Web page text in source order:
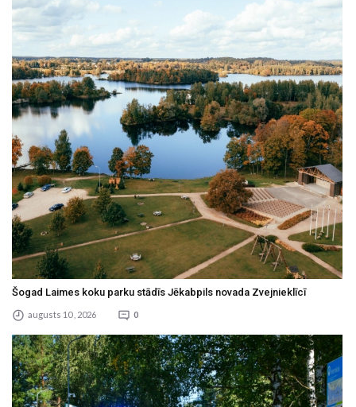
Šogad Laimes koku parku stādīs Jēkabpils novada Zvejnieklīcī
augusts 10 , 2026 0